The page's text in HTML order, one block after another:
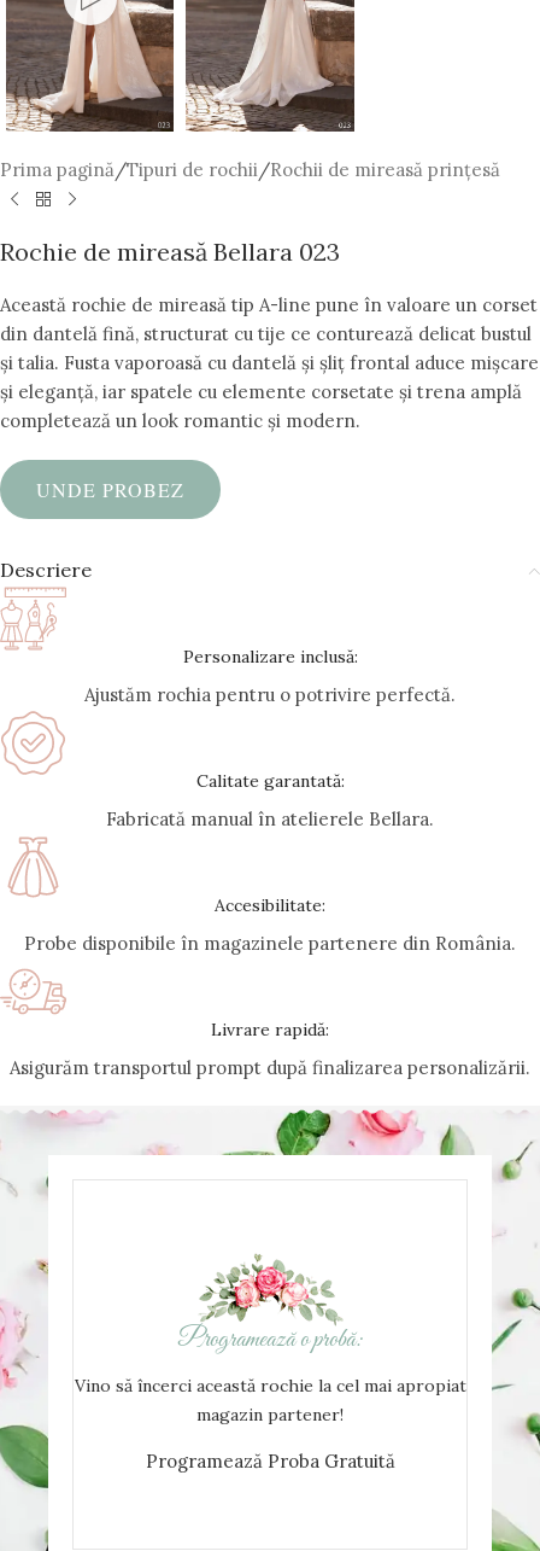
Prima pagină/Tipuri de rochii/Rochii de mireasă prințesă
Rochie de mireasă Bellara 023
Această rochie de mireasă tip A-line pune în valoare un corset
din dantelă fină, structurat cu tije ce conturează delicat bustul
și talia. Fusta vaporoasă cu dantelă și șliț frontal aduce mișcare
și eleganță, iar spatele cu elemente corsetate și trena amplă
completează un look romantic și modern.
UNDE PROBEZ
Descriere
Personalizare inclusă:
Ajustăm rochia pentru o potrivire perfectă.
Calitate garantată:
Fabricată manual în atelierele Bellara.
Accesibilitate:
Probe disponibile în magazinele partenere din România.
Livrare rapidă:
Asigurăm transportul prompt după finalizarea personalizării.
Programează o probă:
Vino să încerci această rochie la cel mai apropiat
magazin partener!
Programează Proba Gratuită